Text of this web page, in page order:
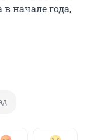
начале года,